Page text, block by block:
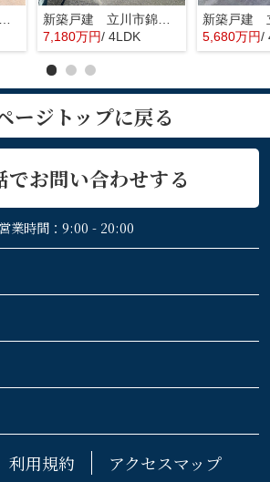
東町 全1棟
新築戸建 立川市錦町 全2棟
7,180万円/ 4LDK 5,680万円/
ージトップに戻る
でお問い合わせする
業時間：9:00 - 20:00
利用規約 アクセスマップ